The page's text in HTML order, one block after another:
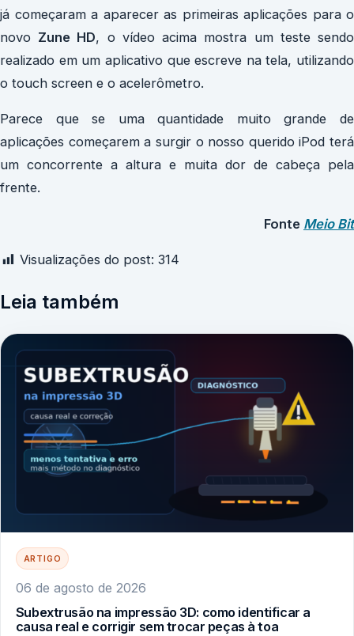
já começaram a aparecer as primeiras aplicações para o
novo Zune HD, o vídeo acima mostra um teste sendo
realizado em um aplicativo que escreve na tela, utilizando
o touch screen e o acelerômetro.
Parece que se uma quantidade muito grande de
aplicações começarem a surgir o nosso querido iPod terá
um concorrente a altura e muita dor de cabeça pela
frente.
Fonte Meio Bit
Visualizações do post: 314
Leia também
ARTIGO
06 de agosto de 2026
Subextrusão na impressão 3D: como identificar a
causa real e corrigir sem trocar peças à toa